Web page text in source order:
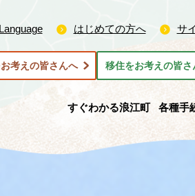
はじめての方へ サ
考えの皆さんへ 移住をお考えの皆さ
すぐわかる浪江町 各種手